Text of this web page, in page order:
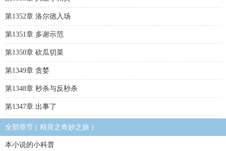
第1352章 洛尔德入场
第1351章 多谢示范
第1350章 砍瓜切菜
第1349章 贪婪
第1348章 秒杀与反秒杀
第1347章 出事了
全部章节 ( 精灵之奇妙之旅 )
本小说的小科普